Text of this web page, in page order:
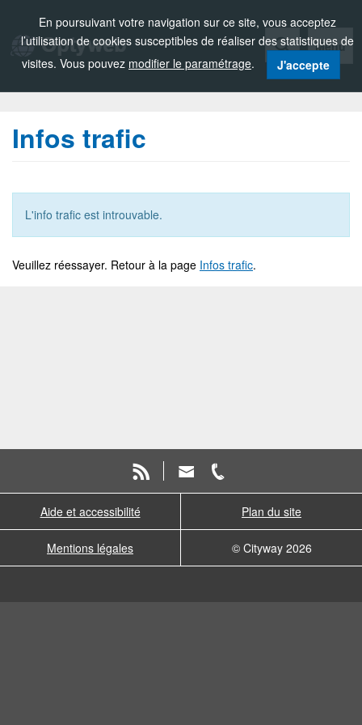
En poursuivant votre navigation sur ce site, vous acceptez
l’utilisation de cookies susceptibles de réaliser des statistiques de
visites. Vous pouvez modifier le paramétrage. J'accepte
Menu
Infos trafic
L'info trafic est introuvable.
Veuillez réessayer. Retour à la page Infos trafic.
Aide et accessibilité Plan du site
Mentions légales © Cityway 2026